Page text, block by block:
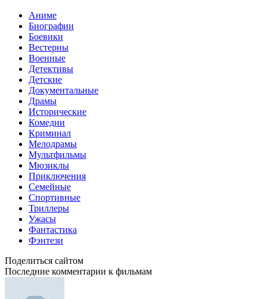
Аниме
Биографии
Боевики
Вестерны
Военные
Детективы
Детские
Документальные
Драмы
Исторические
Комедии
Криминал
Мелодрамы
Мультфильмы
Мюзиклы
Приключения
Семейные
Спортивные
Триллеры
Ужасы
Фантастика
Фэнтези
Поделиться сайтом
Последние комментарии к фильмам